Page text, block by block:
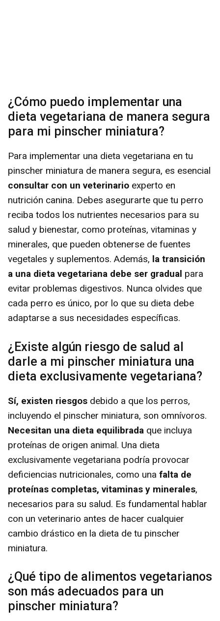
¿Cómo puedo implementar una
dieta vegetariana de manera segura
para mi pinscher miniatura?
Para implementar una dieta vegetariana en tu
pinscher miniatura de manera segura, es esencial
consultar con un veterinario experto en
nutrición canina. Debes asegurarte que tu perro
reciba todos los nutrientes necesarios para su
salud y bienestar, como proteínas, vitaminas y
minerales, que pueden obtenerse de fuentes
vegetales y suplementos. Además, la transición
a una dieta vegetariana debe ser gradual para
evitar problemas digestivos. Nunca olvides que
cada perro es único, por lo que su dieta debe
adaptarse a sus necesidades específicas.
¿Existe algún riesgo de salud al
darle a mi pinscher miniatura una
dieta exclusivamente vegetariana?
Sí, existen riesgos debido a que los perros,
incluyendo el pinscher miniatura, son omnívoros.
Necesitan una dieta equilibrada que incluya
proteínas de origen animal. Una dieta
exclusivamente vegetariana podría provocar
deficiencias nutricionales, como una falta de
proteínas completas, vitaminas y minerales,
necesarios para su salud. Es fundamental hablar
con un veterinario antes de hacer cualquier
cambio drástico en la dieta de tu pinscher
miniatura.
¿Qué tipo de alimentos vegetarianos
son más adecuados para un
pinscher miniatura?